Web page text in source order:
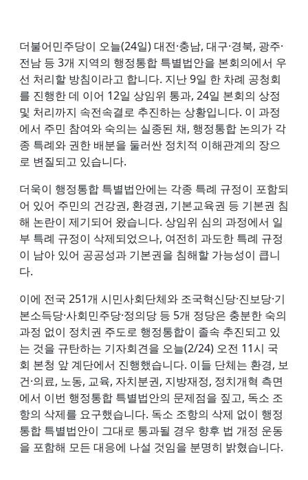
더불어민주당이 오늘(24일) 대전·충남, 대구·경북, 광주·
전남 등 3개 지역의 행정통합 특별법안을 본회의에서 우
선 처리할 방침이라고 합니다. 지난 9일 한 차례 공청회
를 진행한 데 이어 12일 상임위 통과, 24일 본회의 상정
및 처리까지 속전속결로 추진하는 상황입니다. 이 과정
에서 주민 참여와 숙의는 실종된 채, 행정통합 논의가 각
종 특례와 권한 배분을 둘러싼 정치적 이해관계의 장으
로 변질되고 있습니다.
더욱이 행정통합 특별법안에는 각종 특례 규정이 포함되
어 있어 주민의 건강권, 환경권, 기본교육권 등 기본권 침
해 논란이 제기되어 왔습니다. 상임위 심의 과정에서 일
부 특례 규정이 삭제되었으나, 여전히 과도한 특례 규정
이 남아 있어 공공성과 기본권을 침해할 가능성이 큽니
다.
이에 전국 251개 시민사회단체와 조국혁신당·진보당·기
본소득당·사회민주당·정의당 등 5개 정당은 충분한 숙의
과정 없이 정치권 주도로 행정통합이 졸속 추진되고 있
는 것을 규탄하는 기자회견을 오늘(2/24) 오전 11시 국
회 본청 앞 계단에서 진행했습니다. 이들 단체는 환경, 보
건·의료, 노동, 교육, 자치분권, 지방재정, 정치개혁 측면
에서 이번 행정통합 특별법안의 문제점을 짚고, 독소 조
항의 삭제를 요구했습니다. 독소 조항의 삭제 없이 행정
통합 특별법안이 그대로 통과될 경우 향후 법 개정 운동
을 포함해 모든 대응에 나설 것임을 분명히 밝혔습니다.